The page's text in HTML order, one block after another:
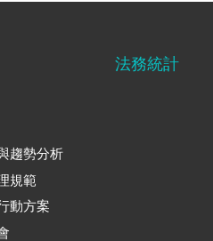
趨勢分析
規範
動方案
法務統計